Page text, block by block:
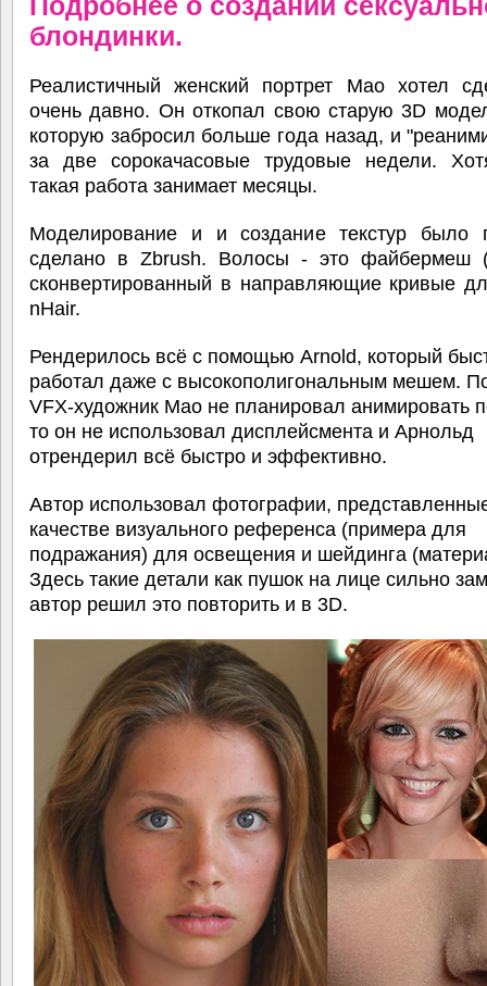
блондинки.
Реалистичный женский портрет Мао хотел
очень давно. Он откопал свою старую 3D
которую забросил больше года назад, и
за две сорокачасовые трудовые недели.
такая работа занимает месяцы.
Моделирование и и создание текстур было
сделано в Zbrush. Волосы - это файбермеш
сконвертированный в направляющие кривые
nHair.
Рендерилось всё с помощью Arnold, который
работал даже с высокополигональным мешем.
VFX-художник Мао не планировал анимировать
то он не использовал дисплейсмента и Арнольд
отрендерил всё быстро и эффективно.
Автор использовал фотографии,
качестве визуального референса (примера для
подражания) для освещения и шейдинга
Здесь такие детали как пушок на лице сильно
автор решил это повторить и в 3D.